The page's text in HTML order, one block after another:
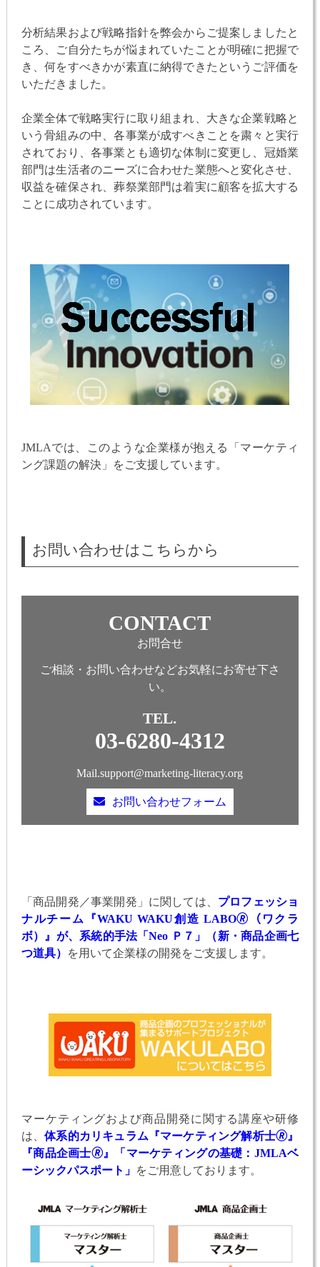
分析結果および戦略指針を弊会からご提案しましたと
ころ、ご自分たちが悩まれていたことが明確に把握で
き、何をすべきかが素直に納得できたというご評価を
いただきました。
企業全体で戦略実行に取り組まれ、大きな企業戦略と
いう骨組みの中、各事業が成すべきことを粛々と実行
されており、各事業とも適切な体制に変更し、冠婚業
部門は生活者のニーズに合わせた業態へと変化させ、
収益を確保され、葬祭業部門は着実に顧客を拡大する
ことに成功されています。
JMLAでは、このような企業様が抱える「マーケティ
ング課題の解決」をご支援しています。
お問い合わせはこちらから
CONTACT
お問合せ
ご相談・お問い合わせなどお気軽にお寄せ下さ
い。
TEL.
03-6280-4312
Mail.support@marketing-literacy.org
お問い合わせフォーム
「商品開発／事業開発」に関しては、 プロフェッショ
ナルチーム『WAKU WAKU創造 LABO🄬（ワクラ
ボ）』が、系統的手法「Neo Ｐ７」（新・商品企画七
つ道具）
を用いて企業様の開発をご支援します。
マーケティングおよび商品開発に関する講座や研修
は、体系的カリキュラム『マーケティング解析士🄬』
『商品企画士🄬』「マーケティングの基礎：JMLAベ
ーシックパスポート」 をご用意しております。